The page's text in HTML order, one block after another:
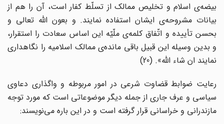
بیضه‌ی اسلام و تخلیص ممالک از تسلّط کفار است، آن را هم از
بیانات مشروحه‌ی ایشان استفاده نمایند. و بعون الله تعالی و
بحسن تأییده و اتّفاق کلمه‌ی ملّیّه این اساس سعادت را استقرار،
و بدین وسیله این قبیل باقی مانده‌ی ممالک اسلامیه را نگاهداری
نمایند ان شاء الله». (20)
رعایت ضوابط قضاوت شرعی در امور مربوطه و واگذاری دعاوی
سیاسی و عرف جاری از جمله دیگر موضوعاتی است که مورد توجه
مازندرانی و خراسانی قرار گرفته است و در این باره می‌نویسند: